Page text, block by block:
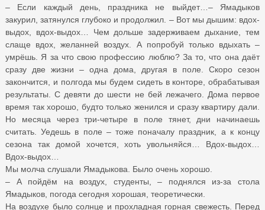
– Если каждый день, праздника не выйдет…– Ямадыков
закурил, затянулся глубоко и продолжил. – Вот мы дышим: вдох-
выдох, вдох-выдох… Чем дольше задерживаем дыхание, тем
слаще вдох, желанней воздух. А попробуй только вдыхать –
умрёшь. Я за что свою профессию люблю? За то, что она даёт
сразу две жизни – одна дома, другая в поле. Скоро сезон
закончится, и полгода мы будем сидеть в конторе, обрабатывая
результаты. С девяти до шести не бей лежачего. Дома первое
время так хорошо, будто только женился и сразу квартиру дали.
Но месяца через три-четыре в поле тянет, дни начинаешь
считать. Уедешь в поле – тоже поначалу праздник, а к концу
сезона так домой хочется, хоть увольняйся… Вдох-выдох…
Вдох-выдох…
Мы молча слушали Ямадыкова. Было очень хорошо.
– А пойдём на воздух, студенты, – поднялся из-за стола
Ямадыков, погода сегодня хорошая, теоретически.
На воздухе было солнце и прохладная горная свежесть. Перед